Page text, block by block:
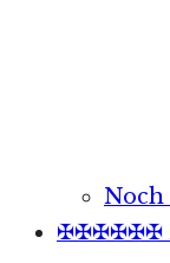
✠✠✠✠✠✠